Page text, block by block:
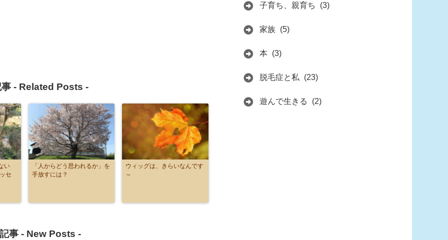
- Related Posts -
い
セ
「人からどう思われるか」を
手放すには？
ウィッグは、きらいなんです
～
事 - New Posts -
子育ち、親育ち (3)
家族 (5)
本 (3)
脱毛症と私 (23)
遊んで生きる (2)